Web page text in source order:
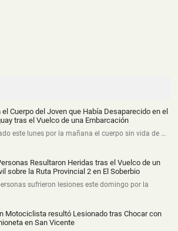
el Cuerpo del Joven que Había Desaparecido en el
tras el Vuelco de una Embarcación
este lunes por la mañana el cuerpo sin vida de …
Resultaron Heridas tras el Vuelco de un
sobre la Ruta Provincial 2 en El Soberbio
sufrieron lesiones este domingo por la
Motociclista resultó Lesionado tras Chocar con
en San Vicente